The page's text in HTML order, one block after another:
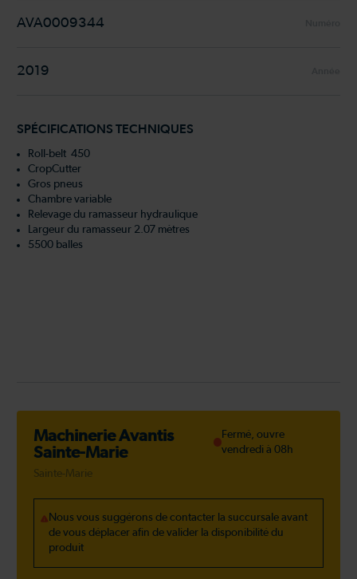
AVA0009344
2019
SPÉCIFICATIONS TECHNIQUES
Roll-belt 450
CropCutter
Gros pneus
Chambre variable
Relevage du ramasseur hydraulique
Largeur du ramasseur 2.07 mètres
5500 balles
Machinerie Avantis
Sainte-Marie
Sainte-Marie
Fermé, ouvre
vendredi à 08h
Nous vous suggérons de contacter la succursale avant
de vous déplacer afin de valider la disponibilité du
produit